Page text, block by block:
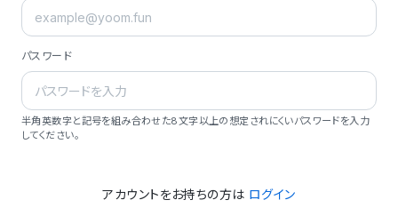
パスワード
半角英数字と記号を組み合わせた8文字以上の想定されにくいパスワードを入力
してください。
アカウントをお持ちの方は ログイン